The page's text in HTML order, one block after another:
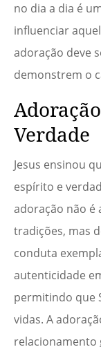
no dia a dia é
influenciar
adoração deve
demonstrem o
Verdade
Jesus ensinou
espírito e
adoração não é
tradições, mas
conduta
autenticidade
permitindo que
vidas. A
relacionamento